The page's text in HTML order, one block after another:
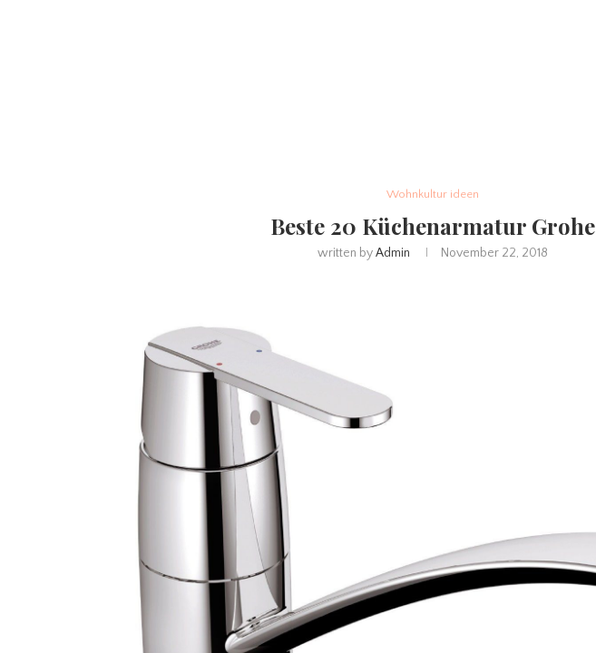
Wohnkultur ideen
Beste 20 Küchenarmatur Grohe
written byAdmin November 22, 2018